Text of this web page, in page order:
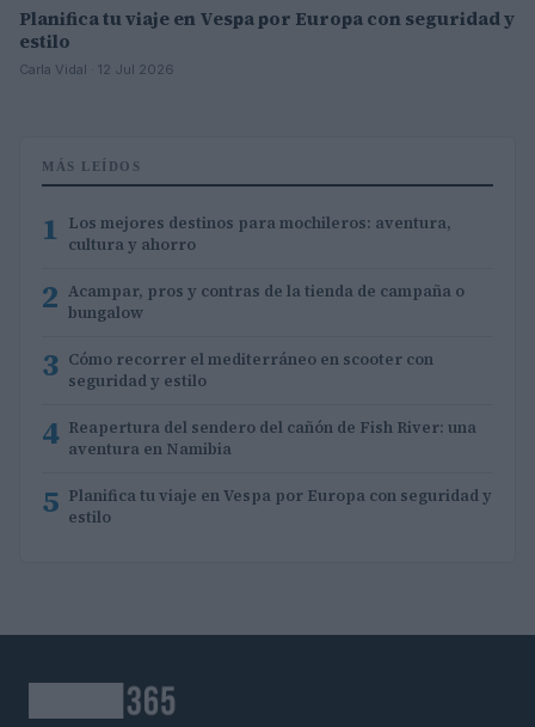
Planifica tu viaje en Vespa por Europa con seguridad y
estilo
Carla Vidal · 12 Jul 2026
MÁS LEÍDOS
1 Los mejores destinos para mochileros: aventura,
cultura y ahorro
2 Acampar, pros y contras de la tienda de campaña o
bungalow
3 Cómo recorrer el mediterráneo en scooter con
seguridad y estilo
4 Reapertura del sendero del cañón de Fish River: una
aventura en Namibia
5 Planifica tu viaje en Vespa por Europa con seguridad y
estilo